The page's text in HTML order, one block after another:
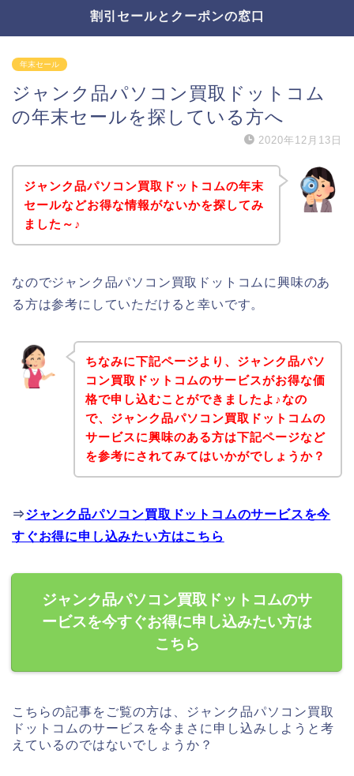
割引セールとクーポンの窓口
年末セール
ジャンク品パソコン買取ドットコム
の年末セールを探している方へ
2020年12月13日
ジャンク品パソコン買取ドットコムの年末
セールなどお得な情報がないかを探してみ
ました～♪
なのでジャンク品パソコン買取ドットコムに興味のあ
る方は参考にしていただけると幸いです。
ちなみに下記ページより、ジャンク品パソ
コン買取ドットコムのサービスがお得な価
格で申し込むことができましたよ♪なの
で、ジャンク品パソコン買取ドットコムの
サービスに興味のある方は下記ページなど
を参考にされてみてはいかがでしょうか？
⇒ジャンク品パソコン買取ドットコムのサービスを今
すぐお得に申し込みたい方はこちら
ジャンク品パソコン買取ドットコムのサ
ービスを今すぐお得に申し込みたい方は
こちら
こちらの記事をご覧の方は、ジャンク品パソコン買取
ドットコムのサービスを今まさに申し込みしようと考
えているのではないでしょうか？